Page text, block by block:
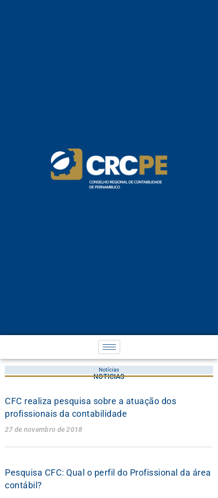
NOTÍCIAS
Notícias
CFC realiza pesquisa sobre a atuação dos
profissionais da contabilidade
27 de novembro de 2018
Pesquisa CFC: Qual o perfil do Profissional da área
contábil?